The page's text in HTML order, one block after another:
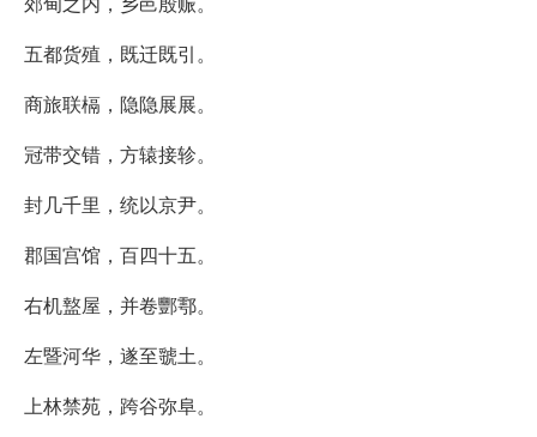
五都货殖，既迁既引。
商旅联槅，隐隐展展。
冠带交错，方辕接轸。
封几千里，统以京尹。
郡国宫馆，百四十五。
右机盩屋，并卷酆鄠。
左暨河华，遂至虢土。
上林禁苑，跨谷弥阜。